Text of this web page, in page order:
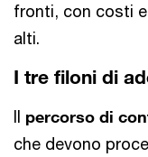
fronti, con costi
alti.
I tre filoni di
Il percorso di
che devono